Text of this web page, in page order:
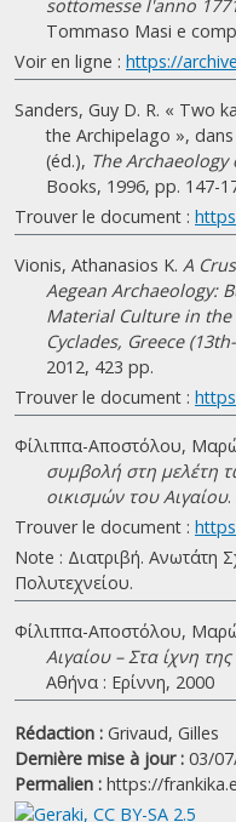
sottomesse l'anno
Tommaso Masi e
Voir en ligne : https://
Sanders, Guy D. R. « Two
the Archipelago »,
(éd.), The Archaeology
Books, 1996, pp. 147-
Trouver le document :
Vionis, Athanasios K. A
Aegean Archaeology:
Material Culture in
Cyclades, Greece
2012, 423 pp.
Trouver le document :
Φίλιππα-Αποστόλου,
συμβολή στη μελέτη
οικισμών του Αιγαίου.
Trouver le document :
Note : Διατριβή. Ανωτάτη
Πολυτεχνείου.
Φίλιππα-Αποστόλου,
Αιγαίου – Στα ίχνη
Αθήνα : Ερίννη, 2000
Rédaction : Grivaud, Gilles
Dernière mise à jour : 03/
Permalien : https://